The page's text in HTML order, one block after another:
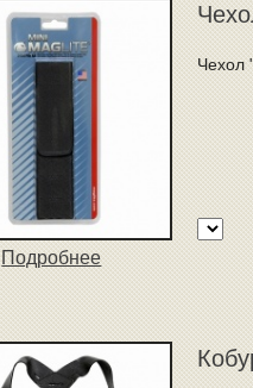
Подробнее
Чехол